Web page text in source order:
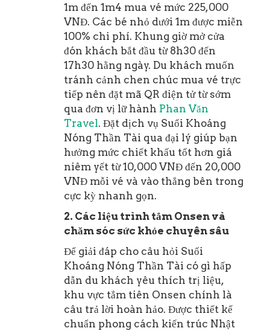
1m đến 1m4 mua vé mức 225,000
VNĐ. Các bé nhỏ dưới 1m được miễn
100% chi phí. Khung giờ mở cửa
đón khách bắt đầu từ 8h30 đến
17h30 hằng ngày. Du khách muốn
tránh cảnh chen chúc mua vé trực
tiếp nên đặt mã QR điện tử từ sớm
qua đơn vị lữ hành Phan Văn
Travel. Đặt dịch vụ Suối Khoáng
Nóng Thần Tài qua đại lý giúp bạn
hưởng mức chiết khấu tốt hơn giá
niêm yết từ 10,000 VNĐ đến 20,000
VNĐ mỗi vé và vào thẳng bên trong
cực kỳ nhanh gọn.
2. Các liệu trình tắm Onsen và
chăm sóc sức khỏe chuyên sâu
Để giải đáp cho câu hỏi Suối
Khoáng Nóng Thần Tài có gì hấp
dẫn du khách yêu thích trị liệu,
khu vực tắm tiên Onsen chính là
câu trả lời hoàn hảo. Được thiết kế
chuẩn phong cách kiến trúc Nhật